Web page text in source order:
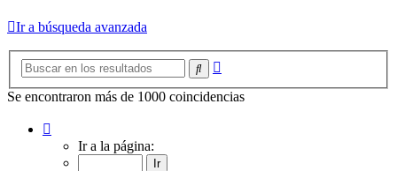
Ir a búsqueda avanzada
Buscar
Se encontraron más de 1000 coincidencias
Ir a la página: